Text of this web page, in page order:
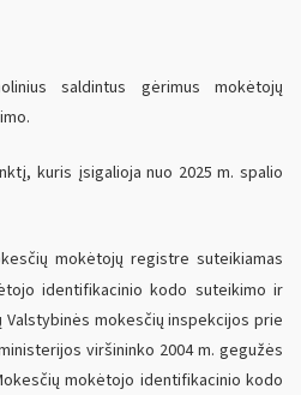
saldintus gėrimus mokėtojų
kuris įsigalioja nuo 2025 m. spalio
mokėtojų registre suteikiamas
identifikacinio kodo suteikimo ir
mokesčių inspekcijos prie
viršininko 2004 m. gegužės
mokėtojo identifikacinio kodo